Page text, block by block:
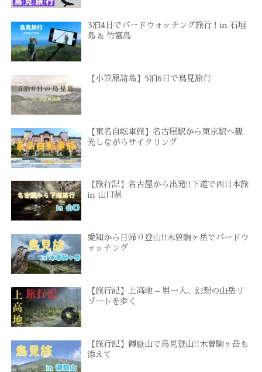
3泊4日でバードウォッチング旅行 ! in 石垣
島 & 竹富島
【小笠原諸島】5泊6日で鳥見旅行
【東名自転車旅】名古屋駅から東京駅へ観
光しながらサイクリング
【旅行記】名古屋から出発!!下道で西日本旅
in 山口県
愛知から日帰り登山!!木曽駒ヶ岳でバードウ
ォッチング
【旅行記】上高地 – 男一人、幻想の山岳リ
ゾートを歩く
【旅行記】御嶽山で鳥見登山!!木曽駒ヶ岳も
添えて